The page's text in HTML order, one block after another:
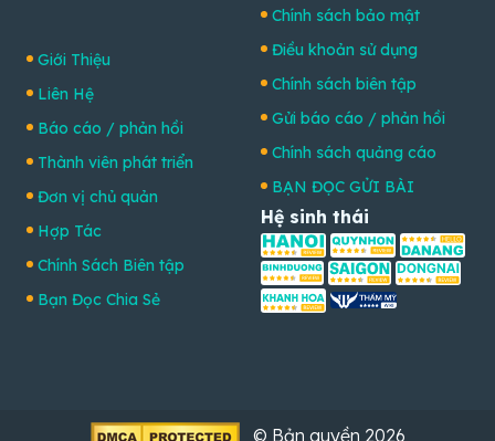
Giới Thiệu
Liên Hệ
Báo cáo / phản hồi
Thành viên phát triển
Đơn vị chủ quản
Hợp Tác
Chính Sách Biên tập
Bạn Đọc Chia Sẻ
Chính sách bảo mật
Điều khoản sử dụng
Chính sách biên tập
Gửi báo cáo / phản hồi
Chính sách quảng cáo
BẠN ĐỌC GỬI BÀI
Hệ sinh thái
© Bản quyền 2026